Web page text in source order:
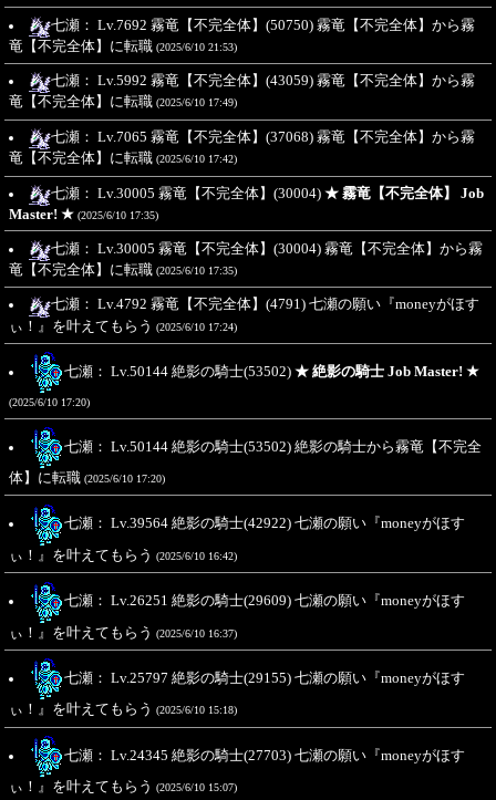
七瀬： Lv.7692 霧竜【不完全体】(50750) 霧竜【不完全体】から霧
竜【不完全体】に転職 (2025/6/10 21:53)
七瀬： Lv.5992 霧竜【不完全体】(43059) 霧竜【不完全体】から霧
竜【不完全体】に転職 (2025/6/10 17:49)
七瀬： Lv.7065 霧竜【不完全体】(37068) 霧竜【不完全体】から霧
竜【不完全体】に転職 (2025/6/10 17:42)
七瀬： Lv.30005 霧竜【不完全体】(30004) ★ 霧竜【不完全体】 Job
Master! ★ (2025/6/10 17:35)
七瀬： Lv.30005 霧竜【不完全体】(30004) 霧竜【不完全体】から霧
竜【不完全体】に転職 (2025/6/10 17:35)
七瀬： Lv.4792 霧竜【不完全体】(4791) 七瀬の願い『moneyがほす
ぃ！』を叶えてもらう (2025/6/10 17:24)
七瀬： Lv.50144 絶影の騎士(53502) ★ 絶影の騎士 Job Master! ★
(2025/6/10 17:20)
七瀬： Lv.50144 絶影の騎士(53502) 絶影の騎士から霧竜【不完全
体】に転職 (2025/6/10 17:20)
七瀬： Lv.39564 絶影の騎士(42922) 七瀬の願い『moneyがほす
ぃ！』を叶えてもらう (2025/6/10 16:42)
七瀬： Lv.26251 絶影の騎士(29609) 七瀬の願い『moneyがほす
ぃ！』を叶えてもらう (2025/6/10 16:37)
七瀬： Lv.25797 絶影の騎士(29155) 七瀬の願い『moneyがほす
ぃ！』を叶えてもらう (2025/6/10 15:18)
七瀬： Lv.24345 絶影の騎士(27703) 七瀬の願い『moneyがほす
ぃ！』を叶えてもらう (2025/6/10 15:07)